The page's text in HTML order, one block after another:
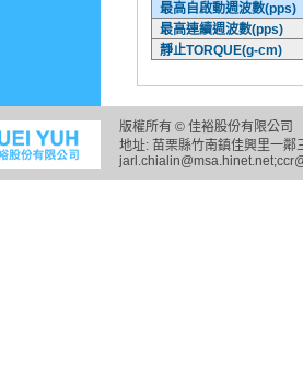
最高自啟動週波數(pps)
最高連續週波數(pps)
靜止TORQUE(g-cm)
版權所有 © 佳裕股份有限公
地址: 苗栗縣竹南鎮佳興里一